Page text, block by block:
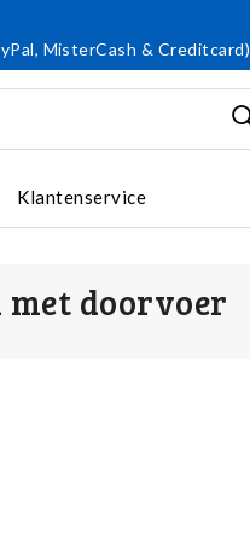
MisterCash & Creditcard)
Klantenservice
met doorvoer